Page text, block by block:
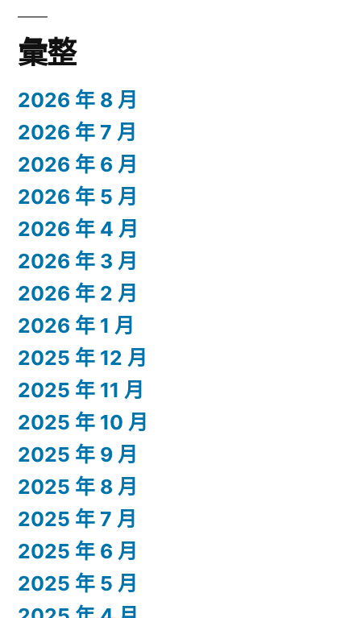
彙整
2026 年 8 月
2026 年 7 月
2026 年 6 月
2026 年 5 月
2026 年 4 月
2026 年 3 月
2026 年 2 月
2026 年 1 月
2025 年 12 月
2025 年 11 月
2025 年 10 月
2025 年 9 月
2025 年 8 月
2025 年 7 月
2025 年 6 月
2025 年 5 月